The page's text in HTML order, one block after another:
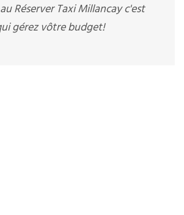
Réserver Taxi Millancay c'est
gérez vôtre budget!